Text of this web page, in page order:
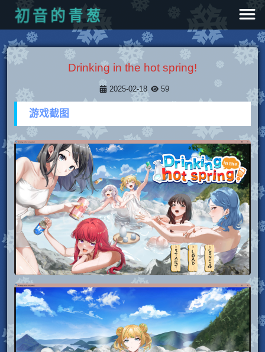
初 音 的 青葱
Drinking in the hot spring!
2025-02-18 59
游戏截图